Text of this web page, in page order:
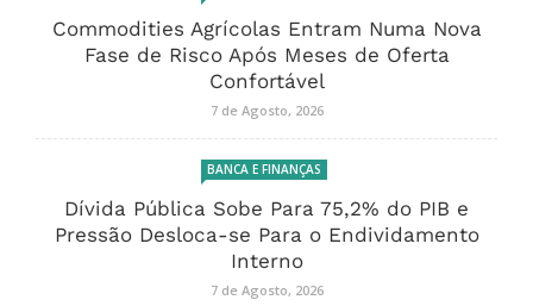
Commodities Agrícolas Entram Numa Nova
Fase de Risco Após Meses de Oferta
Confortável
7 de Agosto, 2026
BANCA E FINANÇAS
Dívida Pública Sobe Para 75,2% do PIB e
Pressão Desloca-se Para o Endividamento
Interno
7 de Agosto, 2026